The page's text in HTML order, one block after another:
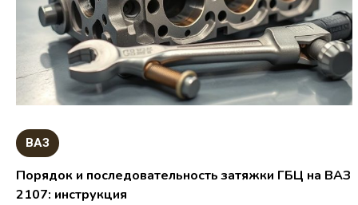
ВАЗ
Порядок и последовательность затяжки ГБЦ на ВАЗ
2107: инструкция